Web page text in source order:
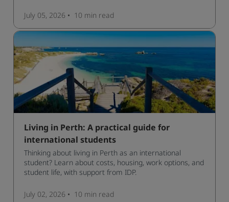
July 05, 2026 10 min read
Living in Perth: A practical guide for
international students
Thinking about living in Perth as an international
student? Learn about costs, housing, work options, and
student life, with support from IDP.
July 02, 2026 10 min read